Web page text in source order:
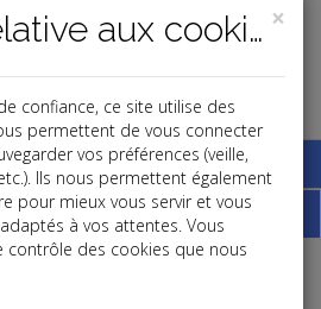
×
Politique relative aux cookies
confiance, ce site utilise des
permettent de vous connecter
vos préférences (veille,
Ils nous permettent également
pour mieux vous servir et vous
à vos attentes. Vous
contrôle des cookies que nous